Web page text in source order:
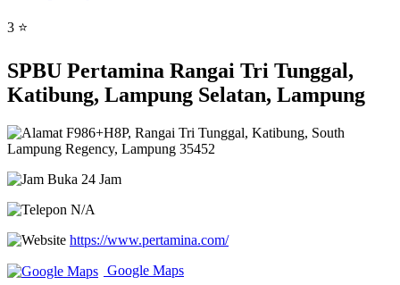
3 ⭐
SPBU Pertamina Rangai Tri Tunggal,
Katibung, Lampung Selatan, Lampung
F986+H8P, Rangai Tri Tunggal, Katibung, South
Lampung Regency, Lampung 35452
Buka 24 Jam
N/A
https://www.pertamina.com/
Google Maps